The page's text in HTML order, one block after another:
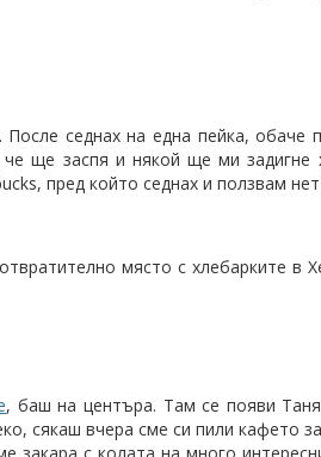
седнах на една пейка, обаче
ще заспя и някой ще ми задигне
пред който седнах и ползвам
място с хлебарките
, баш на центъра. Там се появи
сякаш вчера сме си пили кафето